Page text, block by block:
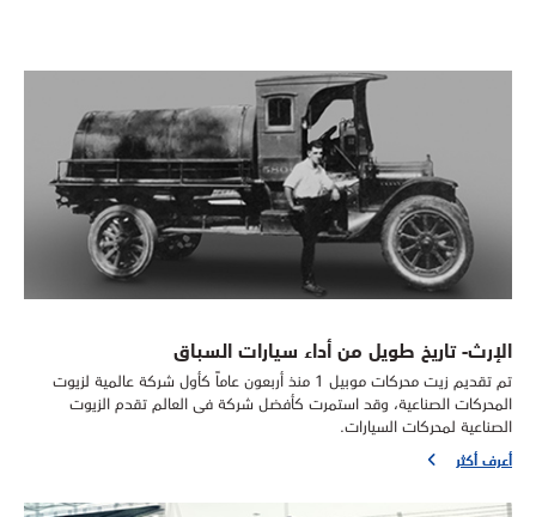
الإرث- تاريخ طويل من أداء سيارات السباق
تم تقديم زيت محركات موبيل 1 منذ أربعون عاماً كأول شركة عالمية لزيوت
المحركات الصناعية، وقد استمرت كأفضل شركة فى العالم تقدم الزيوت
الصناعية لمحركات السيارات.
أعرف أكثر